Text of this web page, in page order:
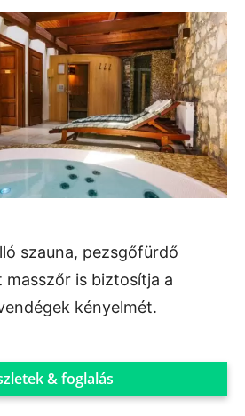
szauna, pezsgőfürdő
masszőr is biztosítja a
kényelmét.
& foglalás